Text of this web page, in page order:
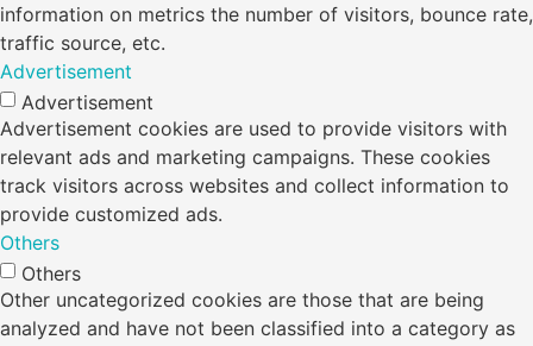
information on metrics the number of visitors, bounce rate,
traffic source, etc.
Advertisement
Advertisement
Advertisement cookies are used to provide visitors with
relevant ads and marketing campaigns. These cookies
track visitors across websites and collect information to
provide customized ads.
Others
Others
Other uncategorized cookies are those that are being
analyzed and have not been classified into a category as